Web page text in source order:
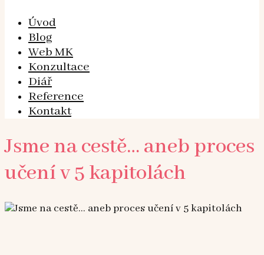
Úvod
Blog
Web MK
Konzultace
Diář
Reference
Kontakt
Jsme na cestě… aneb proces
učení v 5 kapitolách